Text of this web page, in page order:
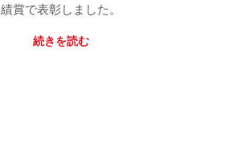
績賞で表彰しました。
続きを読む